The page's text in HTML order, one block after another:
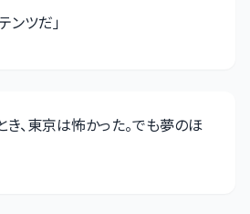
ンツだ」
、東京は怖かった。でも夢のほ